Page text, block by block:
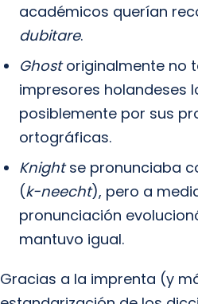
académicos querían
dubitare.
Ghostoriginalmente no
impresores holandeses
posiblemente por sus
ortográficas.
Knightse pronunciaba
(k-neecht), pero a
pronunciación
mantuvo igual.
Gracias a la imprenta (y